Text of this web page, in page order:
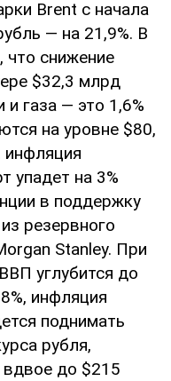
Brent с начала
— на 21,9%. В
что снижение
$32,3 млрд
газа — это 1,6%
на уровне $80,
инфляция
упадет на 3%
в поддержку
резервного
Stanley. При
углубится до
инфляция
поднимать
рубля,
вдвое до $215